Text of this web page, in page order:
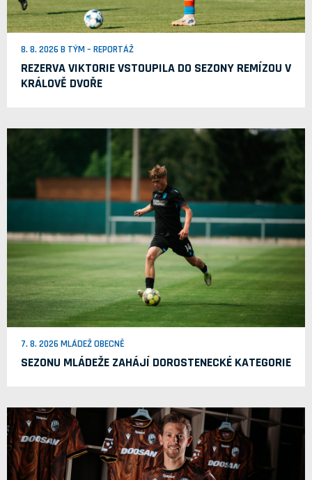
8. 8. 2026 B TÝM – REPORTÁŽ
REZERVA VIKTORIE VSTOUPILA DO SEZONY REMÍZOU V
KRÁLOVĚ DVOŘE
7. 8. 2026 MLÁDEŽ OBECNĚ
SEZONU MLÁDEŽE ZAHÁJÍ DOROSTENECKÉ KATEGORIE